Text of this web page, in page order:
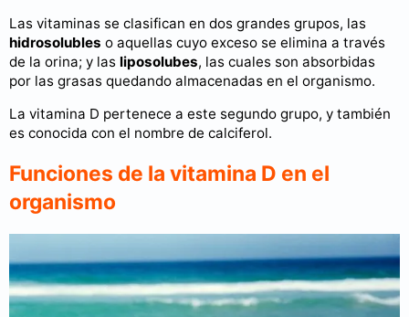
Las vitaminas se clasifican en dos grandes grupos, las
hidrosolubles o aquellas cuyo exceso se elimina a través
de la orina; y las liposolubes, las cuales son absorbidas
por las grasas quedando almacenadas en el organismo.
La vitamina D pertenece a este segundo grupo, y también
es conocida con el nombre de calciferol.
Funciones de la vitamina D en el
organismo